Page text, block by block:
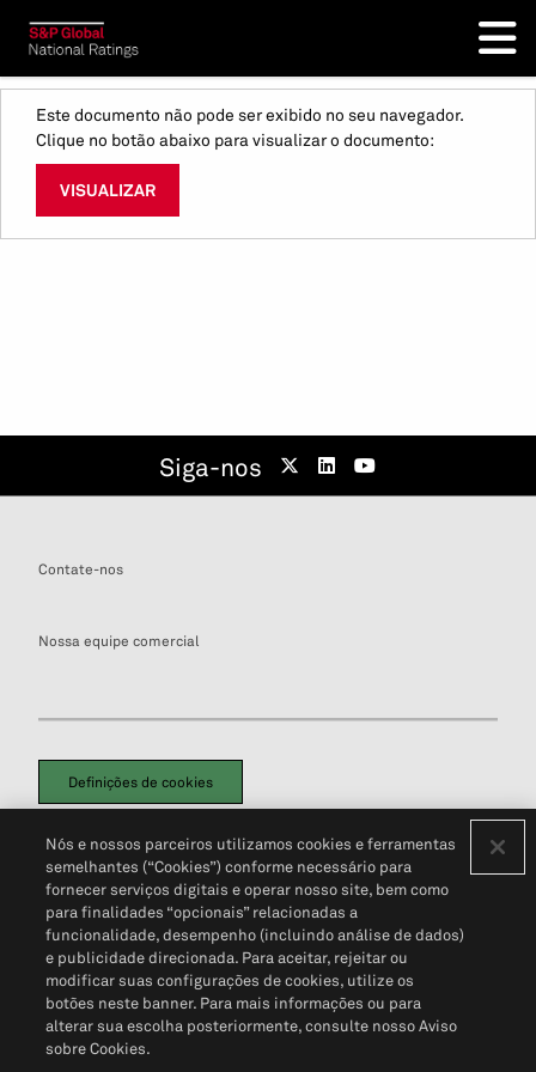
Este documento não pode ser exibido no seu navegador.
Clique no botão abaixo para visualizar o documento:
VISUALIZAR
Siga-nos
Contate-nos
Nossa equipe comercial
Definições de cookies
Política de PrivacidadePortal de privacidade do cliente (em inglês)
Não Venda Minhas Informações Pessoais© 2026 S&P Global
Nós e nossos parceiros utilizamos cookies e ferramentas
semelhantes (“Cookies”) conforme necessário para
fornecer serviços digitais e operar nosso site, bem como
para finalidades “opcionais” relacionadas a
funcionalidade, desempenho (incluindo análise de dados)
e publicidade direcionada. Para aceitar, rejeitar ou
modificar suas configurações de cookies, utilize os
botões neste banner. Para mais informações ou para
alterar sua escolha posteriormente, consulte nosso Aviso
sobre Cookies.